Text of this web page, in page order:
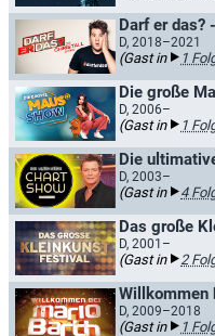
Darf er das?
D, 2018–2021
(Gast in 1
D, 2006–
(Gast in 1
Die
D, 2003–
(Gast in 4
Das große
D, 2001–
(Gast in 2
Willkommen
D, 2009–2018
(Gast in 1